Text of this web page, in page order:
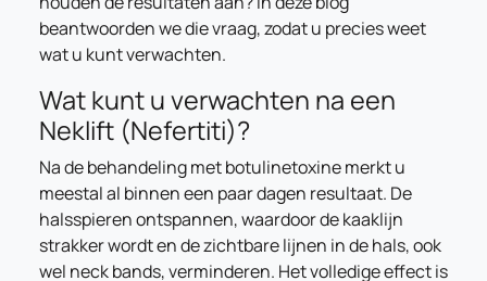
beantwoorden we die vraag, zodat u precies weet
wat u kunt verwachten.
Wat kunt u verwachten na een
Neklift (Nefertiti)?
Na de behandeling met botulinetoxine merkt u
meestal al binnen een paar dagen resultaat. De
halsspieren ontspannen, waardoor de kaaklijn
strakker wordt en de zichtbare lijnen in de hals, ook
wel neck bands, verminderen. Het volledige effect is